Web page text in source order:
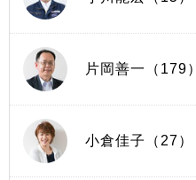
片岡善一（179）
小倉佳子（27）